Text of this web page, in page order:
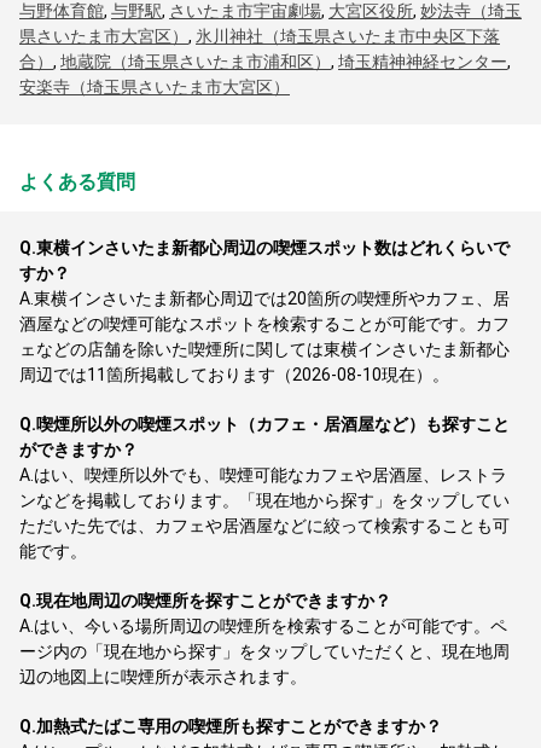
与野体育館, 与野駅, さいたま市宇宙劇場, 大宮区役所, 妙法寺（埼玉
県さいたま市大宮区） , 氷川神社（埼玉県さいたま市中央区下落
合） , 地蔵院（埼玉県さいたま市浦和区） , 埼玉精神神経センター,
安楽寺（埼玉県さいたま市大宮区）
よくある質問
Q.東横インさいたま新都心周辺の喫煙スポット数はどれくらいで
すか？
A.東横インさいたま新都心周辺では20箇所の喫煙所やカフェ、居
酒屋などの喫煙可能なスポットを検索することが可能です。カフ
ェなどの店舗を除いた喫煙所に関しては東横インさいたま新都心
周辺では11箇所掲載しております（2026-08-10現在）。
Q.喫煙所以外の喫煙スポット（カフェ・居酒屋など）も探すこと
ができますか？
A. はい、喫煙所以外でも、喫煙可能なカフェや居酒屋、レストラ
ンなどを掲載しております。「現在地から探す」をタップしてい
ただいた先では、カフェや居酒屋などに絞って検索することも可
能です。
Q.現在地周辺の喫煙所を探すことができますか？
A. はい、今いる場所周辺の喫煙所を検索することが可能です。ペ
ージ内の「現在地から探す」をタップしていただくと、現在地周
辺の地図上に喫煙所が表示されます。
Q.加熱式たばこ専用の喫煙所も探すことができますか？